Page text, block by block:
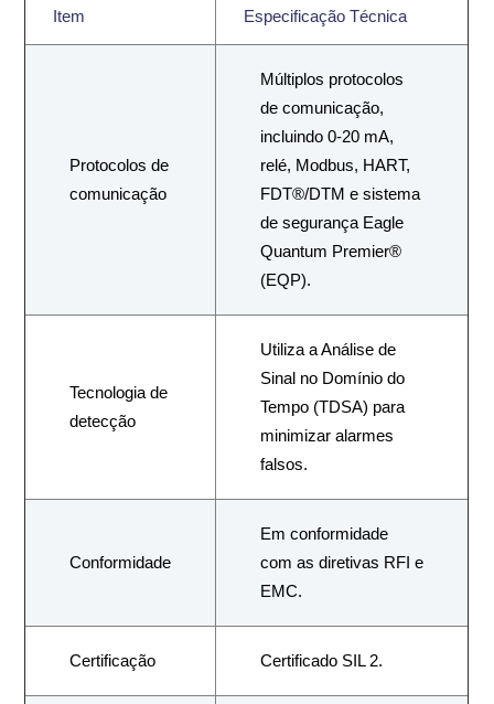
Item Especificação Técnica
Protocolos de
comunicação
Múltiplos protocolos
de comunicação,
incluindo 0-20 mA,
relé, Modbus, HART,
FDT®/DTM e sistema
de segurança Eagle
Quantum Premier®
(EQP).
Tecnologia de
detecção
Utiliza a Análise de
Sinal no Domínio do
Tempo (TDSA) para
minimizar alarmes
falsos.
Conformidade
Em conformidade
com as diretivas RFI e
EMC.
Certificação Certificado SIL 2.